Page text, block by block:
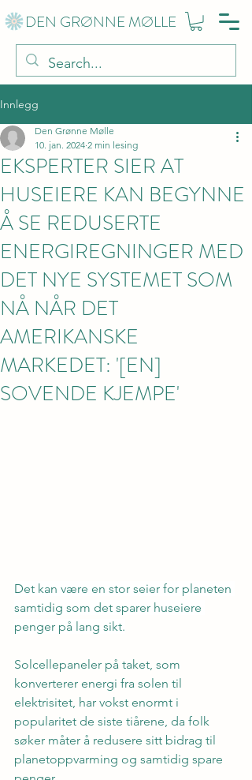
DEN GRØNNE MØLLE
Innlegg
EKSPERTER SIER AT
HUSEIERE KAN BEGYNNE
Å SE REDUSERTE
ENERGIREGNINGER MED
DET NYE SYSTEMET SOM
NÅ NÅR DET
AMERIKANSKE
MARKEDET: '[EN]
SOVENDE KJEMPE'
Den Grønne Mølle
10. jan. 2024 2 min lesing
Det kan være en stor seier for planeten
samtidig som det sparer huseiere
penger på lang sikt.
Solcellepaneler på taket, som
konverterer energi fra solen til
elektrisitet, har vokst enormt i
popularitet de siste tiårene, da folk
søker måter å redusere sitt bidrag til
planetoppvarming og samtidig spare